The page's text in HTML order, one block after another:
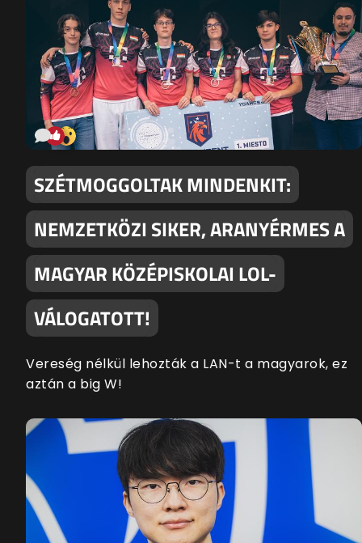
SZÉTMOGGOLTAK MINDENKIT:
NEMZETKÖZI SIKER, ARANYÉRMES A
MAGYAR KÖZÉPISKOLAI LOL-
VÁLOGATOTT!
Vereség nélkül lehozták a LAN-t a magyarok, ez
aztán a big W!